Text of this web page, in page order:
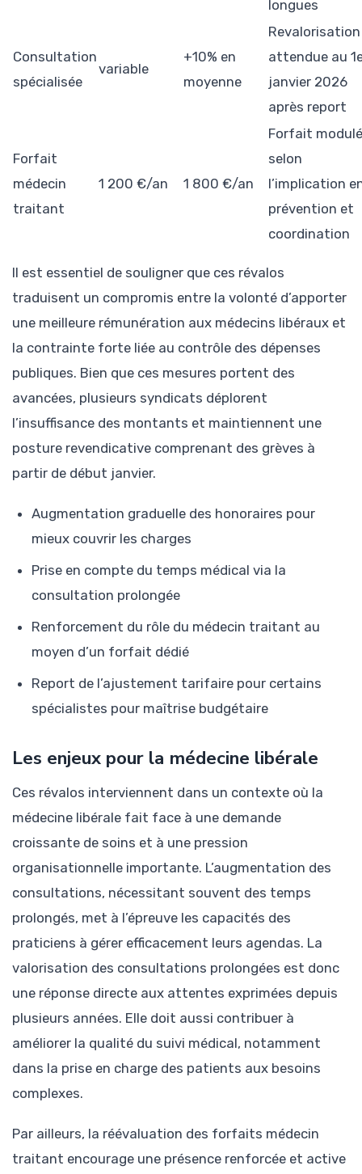
longues
Consultation
spécialisée
variable
+10% en
moyenne
Revalorisation
attendue au
janvier 2026
après report
Forfait
médecin
traitant
1 200 €/an 1 800 €/an
Forfait modulé
selon
l’implication
prévention et
coordination
Il est essentiel de souligner que ces révalos
traduisent un compromis entre la volonté d’apporter
une meilleure rémunération aux médecins libéraux et
la contrainte forte liée au contrôle des dépenses
publiques. Bien que ces mesures portent des
avancées, plusieurs syndicats déplorent
l’insuffisance des montants et maintiennent une
posture revendicative comprenant des grèves à
partir de début janvier.
Augmentation graduelle des honoraires pour
mieux couvrir les charges
Prise en compte du temps médical via la
consultation prolongée
Renforcement du rôle du médecin traitant au
moyen d’un forfait dédié
Report de l’ajustement tarifaire pour certains
spécialistes pour maîtrise budgétaire
Les enjeux pour la médecine libérale
Ces révalos interviennent dans un contexte où la
médecine libérale fait face à une demande
croissante de soins et à une pression
organisationnelle importante. L’augmentation des
consultations, nécessitant souvent des temps
prolongés, met à l’épreuve les capacités des
praticiens à gérer efficacement leurs agendas. La
valorisation des consultations prolongées est donc
une réponse directe aux attentes exprimées depuis
plusieurs années. Elle doit aussi contribuer à
améliorer la qualité du suivi médical, notamment
dans la prise en charge des patients aux besoins
complexes.
Par ailleurs, la réévaluation des forfaits médecin
traitant encourage une présence renforcée et active